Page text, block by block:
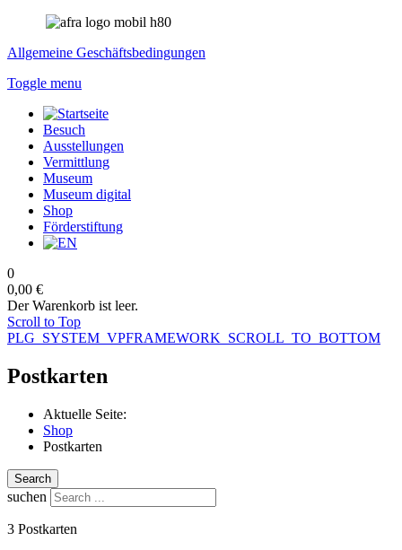
Allgemeine Geschäftsbedingungen
Toggle menu
Besuch
Ausstellungen
Vermittlung
Museum
Museum digital
Shop
Förderstiftung
0
0,00 €
Der Warenkorb ist leer.
Scroll to Top
PLG_SYSTEM_VPFRAMEWORK_SCROLL_TO_BOTTOM
Postkarten
Aktuelle Seite:
Shop
Postkarten
Search
suchen
3 Postkarten